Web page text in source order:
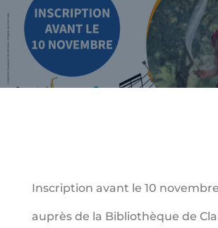
Inscription avant le 10 novembre
auprès de la Bibliothèque de